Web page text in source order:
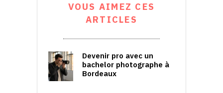
VOUS AIMEZ CES
ARTICLES
Devenir pro avec un
bachelor photographe à
Bordeaux